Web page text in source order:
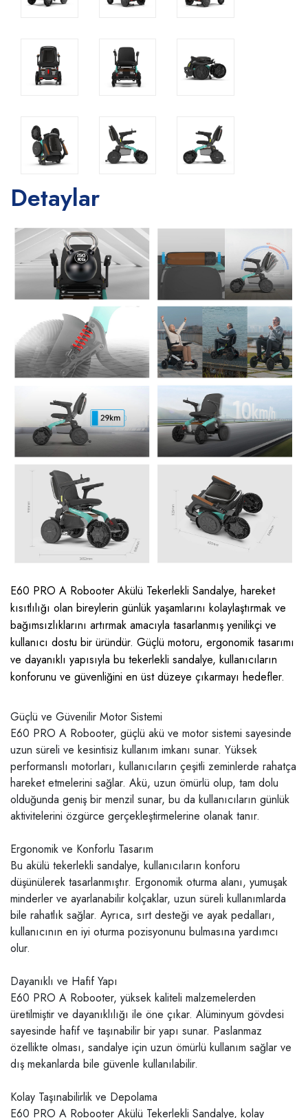
Detaylar
E60 PRO A Robooter Akülü Tekerlekli Sandalye, hareket
kısıtlılığı olan bireylerin günlük yaşamlarını kolaylaştırmak ve
bağımsızlıklarını artırmak amacıyla tasarlanmış yenilikçi ve
kullanıcı dostu bir üründür. Güçlü motoru, ergonomik tasarımı
ve dayanıklı yapısıyla bu tekerlekli sandalye, kullanıcıların
konforunu ve güvenliğini en üst düzeye çıkarmayı hedefler.
Güçlü ve Güvenilir Motor Sistemi
E60 PRO A Robooter, güçlü akü ve motor sistemi sayesinde
uzun süreli ve kesintisiz kullanım imkanı sunar. Yüksek
performanslı motorları, kullanıcıların çeşitli zeminlerde rahatça
hareket etmelerini sağlar. Akü, uzun ömürlü olup, tam dolu
olduğunda geniş bir menzil sunar, bu da kullanıcıların günlük
aktivitelerini özgürce gerçekleştirmelerine olanak tanır.
Ergonomik ve Konforlu Tasarım
Bu akülü tekerlekli sandalye, kullanıcıların konforu
düşünülerek tasarlanmıştır. Ergonomik oturma alanı, yumuşak
minderler ve ayarlanabilir kolçaklar, uzun süreli kullanımlarda
bile rahatlık sağlar. Ayrıca, sırt desteği ve ayak pedalları,
kullanıcının en iyi oturma pozisyonunu bulmasına yardımcı
olur.
Dayanıklı ve Hafif Yapı
E60 PRO A Robooter, yüksek kaliteli malzemelerden
üretilmiştir ve dayanıklılığı ile öne çıkar. Alüminyum gövdesi
sayesinde hafif ve taşınabilir bir yapı sunar. Paslanmaz
özellikte olması, sandalye için uzun ömürlü kullanım sağlar ve
dış mekanlarda bile güvenle kullanılabilir.
Kolay Taşınabilirlik ve Depolama
E60 PRO A Robooter Akülü Tekerlekli Sandalye, kolay